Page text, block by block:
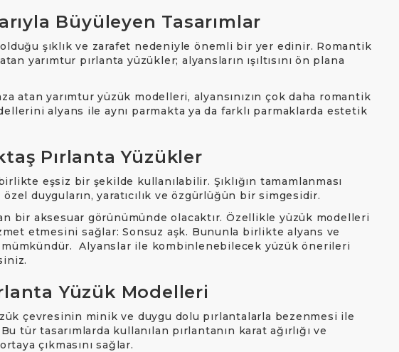
Büyüleyen Tasarımlar
şıklık ve zarafet nedeniyle önemli bir yer edinir. Romantik
yarımtur pırlanta yüzükler; alyansların ışıltısını ön plana
atan yarımtur yüzük modelleri, alyansınızın çok daha romantik
alyans ile aynı parmakta ya da farklı parmaklarda estetik
Pırlanta Yüzükler
eşsiz bir şekilde kullanılabilir. Şıklığın tamamlanması
duyguların, yaratıcılık ve özgürlüğün bir simgesidir.
bir aksesuar görünümünde olacaktır. Özellikle yüzük modelleri
etmesini sağlar: Sonsuz aşk. Bununla birlikte alyans ve
mümkündür. Alyanslar ile kombinlenebilecek yüzük önerileri
Yüzük Modelleri
çevresinin minik ve duygu dolu pırlantalarla bezenmesi ile
tür tasarımlarda kullanılan pırlantanın karat ağırlığı ve
çıkmasını sağlar.